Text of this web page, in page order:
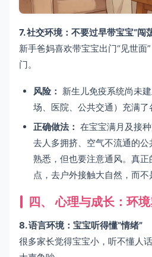
7. 社交环境：不要过早带宝宝“闯
新手爸妈喜欢带宝宝出门“见世面
门。
风险： 新生儿免疫系统尚未
场、医院、公共交通）充满了
正确做法： 在宝宝满月及接
去人多拥挤、空气不流通的
熟悉，但也要注意通风。真正
点，去户外接触大自然，而不
四、 心理与成长：环
8. 语言环境：宝宝听得懂“情绪”
很多家长觉得宝宝小，听不懂人